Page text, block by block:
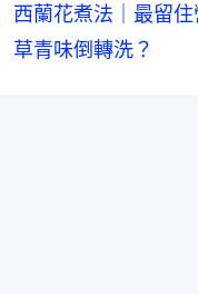
西蘭花煮法｜最留
草青味倒轉洗？